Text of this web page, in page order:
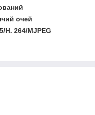
очей
H. 264/MJPEG